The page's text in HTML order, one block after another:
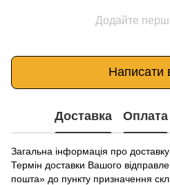
Додайте
Написати
Доставка Оплата
Загальна інформація про доставку
Термін доставки Вашого
пошта» до пункту призначення